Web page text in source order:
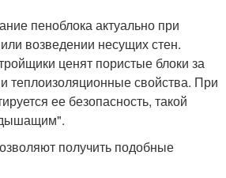
пеноблока актуально при
возведении несущих стен.
ценят пористые блоки за
теплоизоляционные свойства. При
ее безопасность, такой
получить подобные